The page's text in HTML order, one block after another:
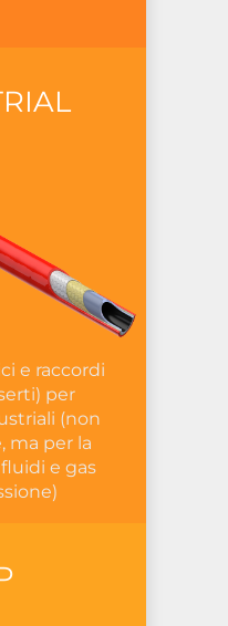
e raccordi
per
(non
ma per la
e gas